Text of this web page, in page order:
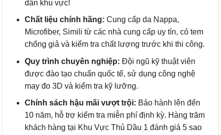
dân khu vực!
Chất liệu chính hãng: Cung cấp da Nappa,
Microfiber, Simili từ các nhà cung cấp uy tín, có tem
chống giả và kiểm tra chất lượng trước khi thi công.
Quy trình chuyên nghiệp: Đội ngũ kỹ thuật viên
được đào tạo chuẩn quốc tế, sử dụng công nghệ
may đo 3D và kiểm tra kỹ lưỡng.
Chính sách hậu mãi vượt trội: Bảo hành lên đến
10 năm, hỗ trợ kiểm tra miễn phí định kỳ. Hàng trăm
khách hàng tại Khu Vực Thủ Dầu 1 đánh giá 5 sao